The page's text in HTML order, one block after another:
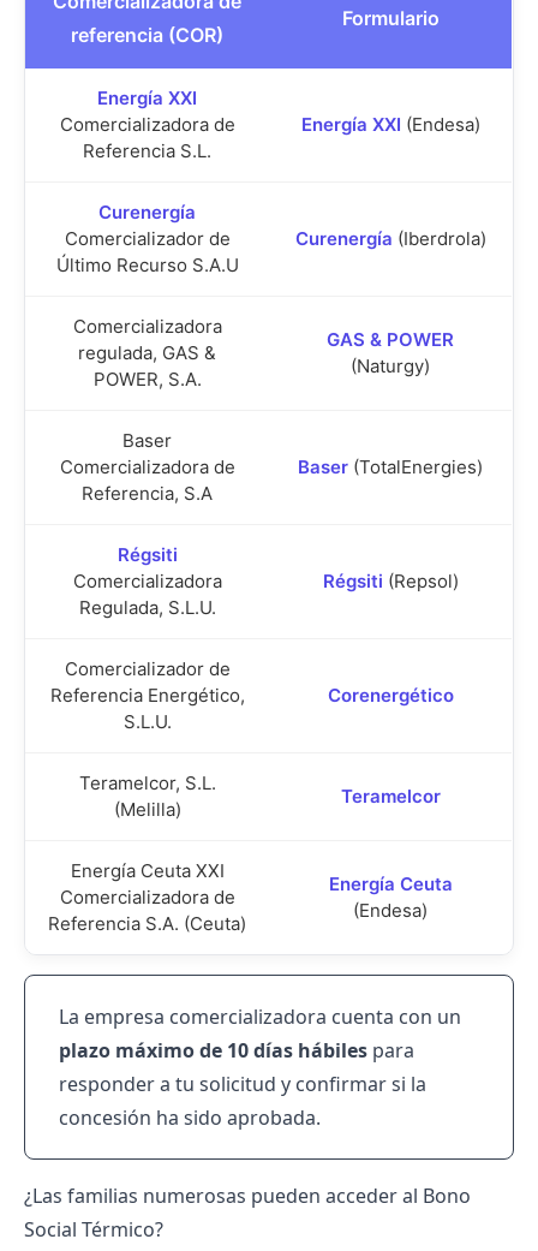
referencia (COR)
Formulario
Energía XXI
Comercializadora de
Referencia S.L.
Energía XXI (Endesa)
Curenergía
Comercializador de
Último Recurso S.A.U
Curenergía (Iberdrola)
Comercializadora
regulada, GAS &
POWER, S.A.
GAS & POWER
(Naturgy)
Baser
Comercializadora de
Referencia, S.A
Baser (TotalEnergies)
Régsiti
Comercializadora
Regulada, S.L.U.
Régsiti (Repsol)
Comercializador de
Referencia Energético,
S.L.U.
Corenergético
Teramelcor, S.L.
(Melilla)
Teramelcor
Energía Ceuta XXI
Comercializadora de
Referencia S.A. (Ceuta)
Energía Ceuta
(Endesa)
La empresa comercializadora cuenta con un
plazo máximo de 10 días hábiles para
responder a tu solicitud y confirmar si la
concesión ha sido aprobada.
¿Las familias numerosas pueden acceder al Bono
Social Térmico?